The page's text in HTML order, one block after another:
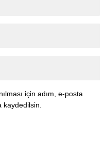
için adım, e-posta
kaydedilsin.